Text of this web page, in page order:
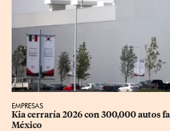
EMPRESAS
Kia cerraría 2026 con 300,000 autos
México